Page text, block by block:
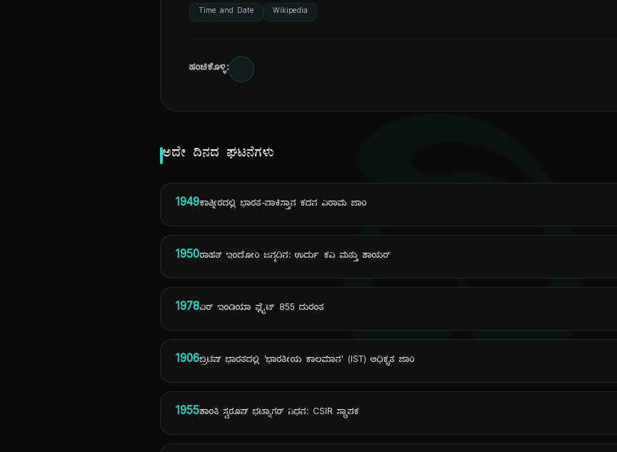
ದಿ
Time and Date Wikipedia
ಹಂಚಿಕೊಳ್ಳಿ:
ಅದೇ ದಿನದ ಘಟನೆಗಳು
1949ಕಾಶ್ಮೀರದಲ್ಲಿ ಭಾರತ-ಪಾಕಿಸ್ತಾನ ಕದನ ವಿರಾಮ ಜಾರಿ
1950ರಾಹತ್ ಇಂದೋರಿ ಜನ್ಮದಿನ: ಉರ್ದು ಕವಿ ಮತ್ತು ಶಾಯರ್
1978ಏರ್ ಇಂಡಿಯಾ ಫ್ಲೈಟ್ 855 ದುರಂತ
1906ಬ್ರಿಟಿಷ್ ಭಾರತದಲ್ಲಿ 'ಭಾರತೀಯ ಕಾಲಮಾನ' (IST) ಅಧಿಕೃತ ಜಾರಿ
1955ಶಾಂತಿ ಸ್ವರೂಪ್ ಭಟ್ನಾಗರ್ ನಿಧನ: CSIR ಸ್ಥಾಪಕ